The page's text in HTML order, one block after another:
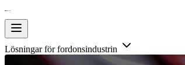
Lösningar för fordonsindustrin